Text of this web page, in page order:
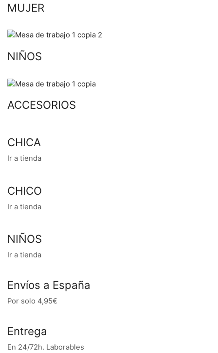
MUJER
NIÑOS
ACCESORIOS
CHICA
Ir a tienda
CHICO
Ir a tienda
NIÑOS
Ir a tienda
Envíos a España
Por solo 4,95€
Entrega
En 24/72h. Laborables